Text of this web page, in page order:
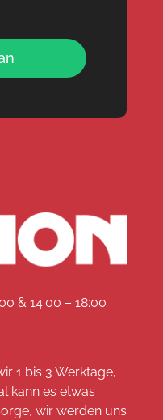
& 14:00 – 18:00
1 bis 3 Werktage,
kann es etwas
wir werden uns